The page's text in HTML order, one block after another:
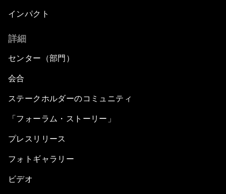
インパクト
詳細
センター（部門）
会合
ステークホルダーのコミュニティ
「フォーラム・ストーリー」
プレスリリース
フォトギャラリー
ビデオ